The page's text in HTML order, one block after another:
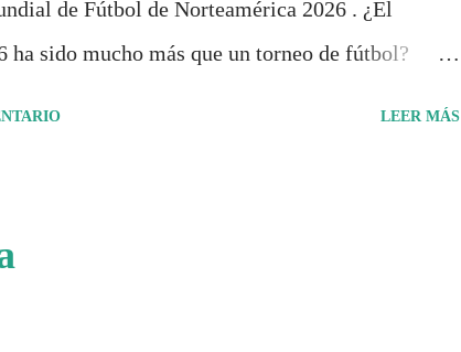
de Fútbol de Norteamérica 2026 . ¿El
sido mucho más que un torneo de fútbol?
de Pancracio Deportivo no busca decir
Busca responder si este Mundial marcó
LEER MÁS